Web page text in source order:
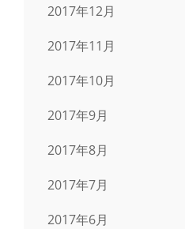
2017年12月
2017年11月
2017年10月
2017年9月
2017年8月
2017年7月
2017年6月